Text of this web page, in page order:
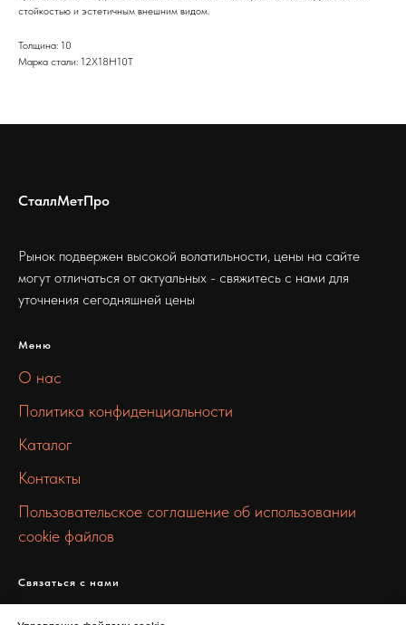
стойкостью и эстетичным внешним видом.
Толщина: 10
Марка стали: 12Х18Н10Т
СталлМетПро
Рынок подвержен высокой волатильности, цены на сайте
могут отличаться от актуальных - свяжитесь с нами для
уточнения сегодняшней цены
Меню
О нас
Политика конфиденциальности
Каталог
Контакты
Пользовательское соглашение об использовании
cookie файлов
Связаться с нами